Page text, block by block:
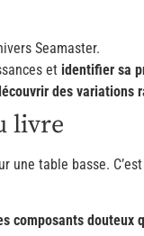
Seamaster.
et identifier sa
des variations
livre
une table basse.
composants douteux